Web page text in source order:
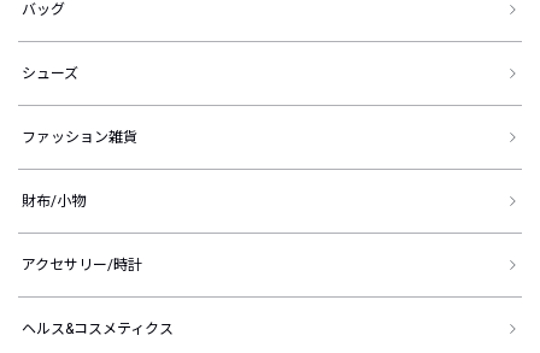
バッグ
シューズ
ファッション雑貨
財布/小物
アクセサリー/時計
ヘルス&コスメティクス